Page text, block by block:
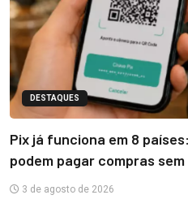
DESTAQUES
Pix já funciona em 8
podem pagar compras
3 de agosto de 2026